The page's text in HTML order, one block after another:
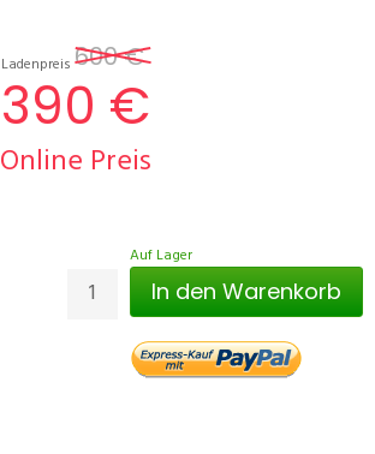
Ladenpreis 600 €
390 €
Online Preis
Auf Lager
In den Warenkorb